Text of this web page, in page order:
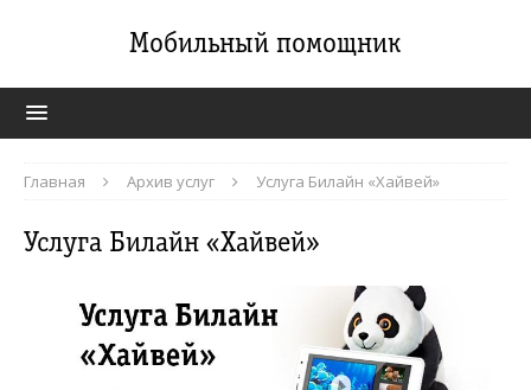
Мобильный помощник
Главная Архив услуг Услуга Билайн «Хайвей»
Услуга Билайн «Хайвей»